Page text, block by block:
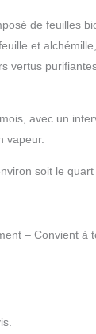
de feuilles
et
vertus
avec un
vapeur.
soit le quart
– Convient à